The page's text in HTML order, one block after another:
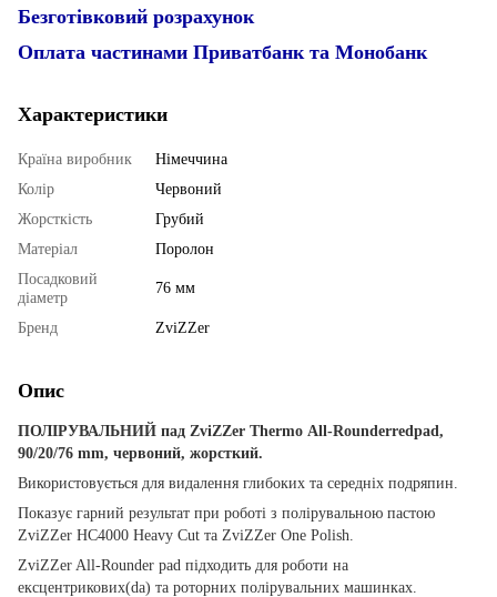
Безготівковий розрахунок
Оплата частинами Приватбанк та Монобанк
Характеристики
Країна виробник
Німеччина
Колір
Червоний
Жорсткість
Грубий
Матеріал
Поролон
Посадковий
діаметр
76 мм
Бренд ZviZZer
Опис
ПОЛІРУВАЛЬНИЙ пад ZviZZer Thermo All-Rounderredpad,
90/20/76 mm, червоний, жорсткий.
Використовується для видалення глибоких та середніх подряпин.
Показує гарний результат при роботі з полірувальною пастою
ZviZZer HC4000 Heavy Cut та ZviZZer One Polish.
ZviZZer All-Rounder pad підходить для роботи на
ексцентрикових(da) та роторних полірувальних машинках.